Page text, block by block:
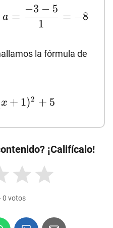
3-
a =
1
−3 − 5
= −8
la fórmula de
x + 1)2 + 5
¡Califícalo!
0 votos